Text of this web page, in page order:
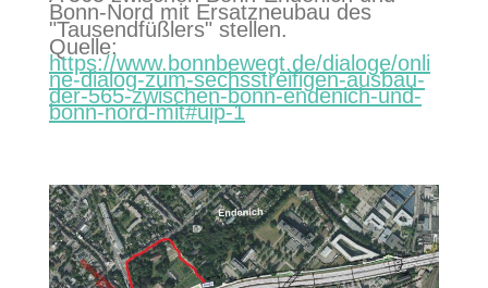
Bonn-Nord mit Ersatzneubau des
"Tausendfüßlers" stellen.
Quelle:
https://www.bonnbewegt.de/dialoge/onli
ne-dialog-zum-sechsstreifigen-ausbau-
der-565-zwischen-bonn-endenich-und-
bonn-nord-mit#uip-1